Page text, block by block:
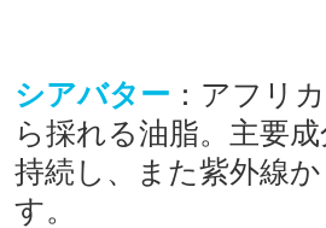
シアバター ：アフリ
ら採れる油脂。主要
持続し、また紫外線
す。